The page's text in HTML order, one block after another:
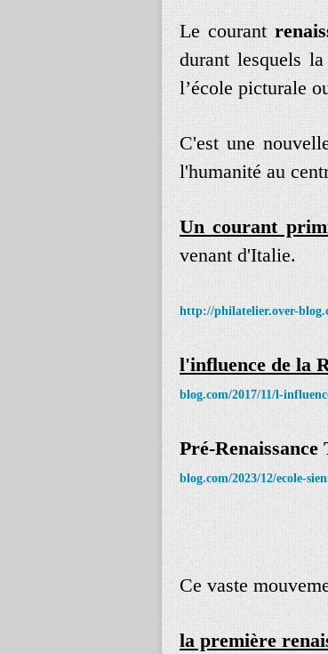
Le courant
durant lesquels
l’école picturale
C'est une
l'humanité au
Un courant
venant d'Italie.
http://philatelier.over-
l'influence de la
blog.com/2017/11/l-
Pré-Renaissance
blog.com/2023/12/ecole-
Ce vaste
la première